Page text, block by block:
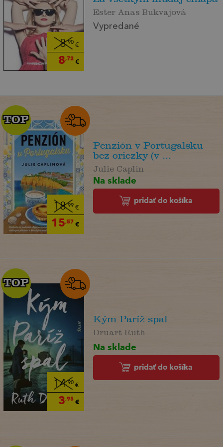
8,90€
8,72€
Ester Anas Bukvajová
Vypredané
18,99 €
15,57 €
TOP
TOP
Penzión v Portugalsku
bez oriezky (v ...
Julie Caplin
Na sklade
pridať do košíka
14,90€
3,95€
TOP
TOP
Kým Paríž spal
Druart Ruth
Na sklade
pridať do košíka